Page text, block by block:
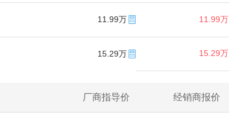
11.99万 11.99万
15.29万 15.29万
厂商指导价 经销商报价